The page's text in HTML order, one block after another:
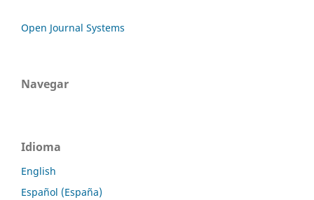
Open Journal Systems
Navegar
Idioma
English
Español (España)